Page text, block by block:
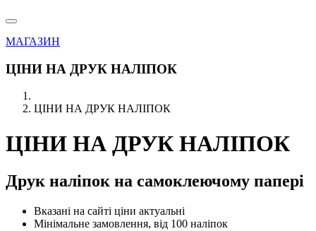
МАГАЗИН
ЦІНИ НА ДРУК НАЛІПОК
ЦІНИ НА ДРУК НАЛІПОК
ЦІНИ НА ДРУК НАЛІПОК
Друк наліпок на самоклеючому папері
Вказані на сайті ціни актуальні
Мінімальне замовлення, від 100 наліпок